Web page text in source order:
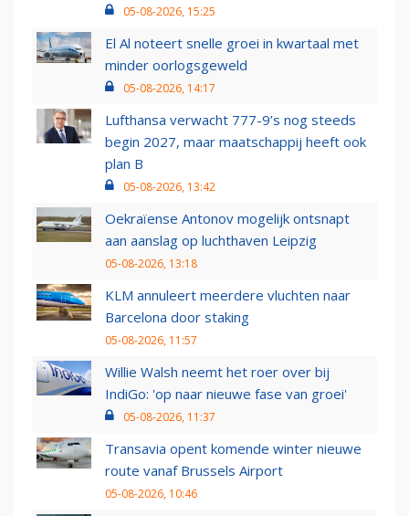
05-08-2026, 15:25
El Al noteert snelle groei in kwartaal met
minder oorlogsgeweld
05-08-2026, 14:17
Lufthansa verwacht 777-9’s nog steeds
begin 2027, maar maatschappij heeft ook
plan B
05-08-2026, 13:42
Oekraïense Antonov mogelijk ontsnapt
aan aanslag op luchthaven Leipzig
05-08-2026, 13:18
KLM annuleert meerdere vluchten naar
Barcelona door staking
05-08-2026, 11:57
Willie Walsh neemt het roer over bij
IndiGo: 'op naar nieuwe fase van groei'
05-08-2026, 11:37
Transavia opent komende winter nieuwe
route vanaf Brussels Airport
05-08-2026, 10:46